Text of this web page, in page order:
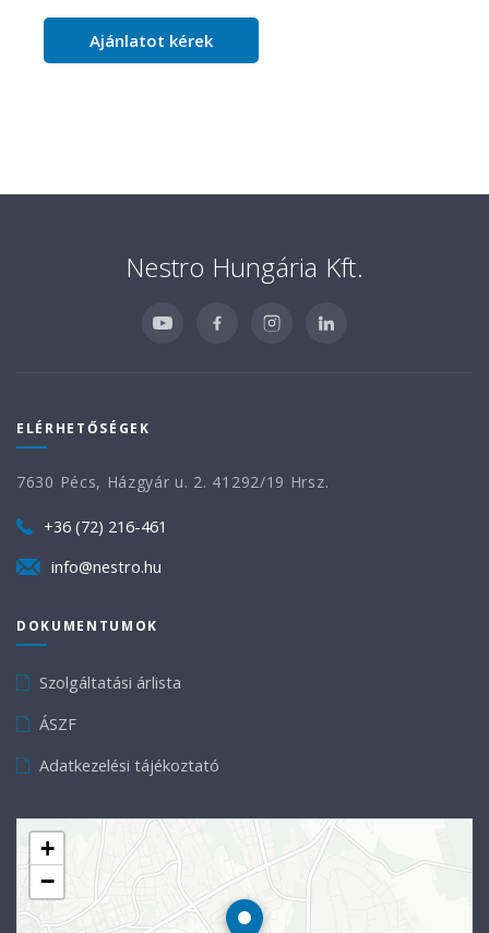
Ajánlatot kérek
Nestro Hungária Kft.
ELÉRHETŐSÉGEK
7630 Pécs, Házgyár u. 2. 41292/19 Hrsz.
+36 (72) 216-461
info@nestro.hu
DOKUMENTUMOK
Szolgáltatási árlista
ÁSZF
Adatkezelési tájékoztató
+
−